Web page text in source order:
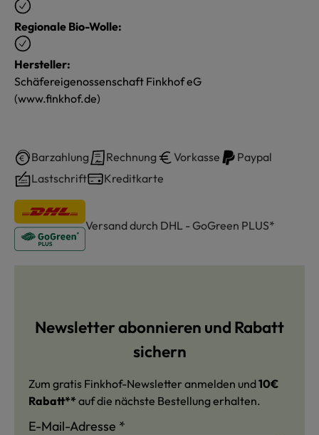
Regionale Bio-Wolle:
Hersteller:
Schäfereigenossenschaft Finkhof eG
(www.finkhof.de)
Barzahlung Rechnung Vorkasse
Paypal
Lastschrift
Kreditkarte
Versand durch DHL - GoGreen PLUS*
Newsletter abonnieren und Rabatt
sichern
Zum gratis Finkhof-Newsletter anmelden und10€
Rabatt** auf die nächste Bestellung erhalten.
E-Mail-Adresse *